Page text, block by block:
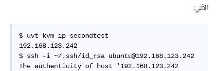
الآتي:
$ uvt-kvm ip secondtest
192.168.123.242
$ ssh -i ~/.ssh/id_rsa ubuntu@192.168.123.242
The authenticity of host '192.168.123.242